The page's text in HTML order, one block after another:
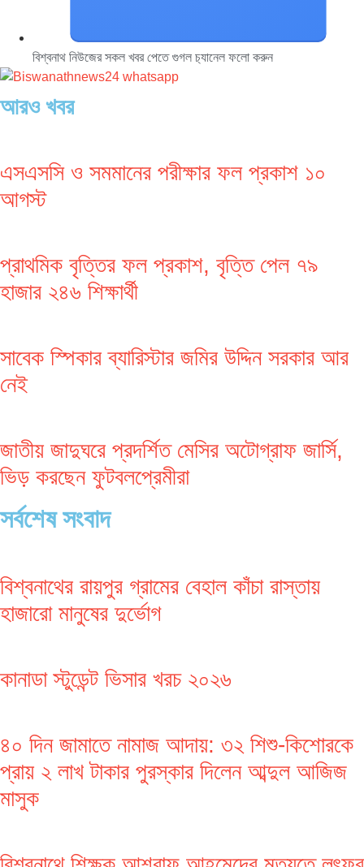
বিশ্বনাথ নিউজের সকল খবর পেতে গুগল চ‌্যানেল ফলো করুন
আরও খবর
এসএসসি ও সমমানের পরীক্ষার ফল প্রকাশ ১০
আগস্ট
প্রাথমিক বৃত্তির ফল প্রকাশ, বৃত্তি পেল ৭৯
হাজার ২৪৬ শিক্ষার্থী
সাবেক স্পিকার ব্যারিস্টার জমির উদ্দিন সরকার আর
নেই
জাতীয় জাদুঘরে প্রদর্শিত মেসির অটোগ্রাফ জার্সি,
ভিড় করছেন ফুটবলপ্রেমীরা
সর্বশেষ সংবাদ
বিশ্বনাথের রায়পুর গ্রামের বেহাল কাঁচা রাস্তায়
হাজারো মানুষের দুর্ভোগ
কানাডা স্টুডেন্ট ভিসার খরচ ২০২৬
৪০ দিন জামাতে নামাজ আদায়: ৩২ শিশু-কিশোরকে
প্রায় ২ লাখ টাকার পুরস্কার দিলেন আব্দুল আজিজ
মাসুক